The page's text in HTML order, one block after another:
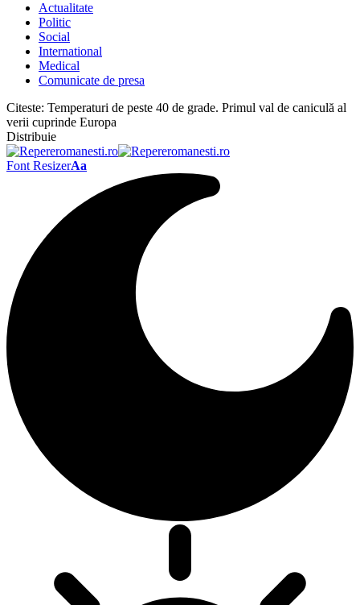
Actualitate
Politic
Social
International
Medical
Comunicate de presa
Citeste: Temperaturi de peste 40 de grade. Primul val de caniculă al
verii cuprinde Europa
Distribuie
Font ResizerAa